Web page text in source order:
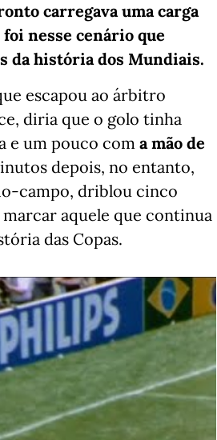
carregava uma carga
nesse cenário que
da história dos Mundiais.
escapou ao árbitro
diria que o golo tinha
e um pouco com a mão de
depois, no entanto,
campo, driblou cinco
aquele que continua
das Copas.